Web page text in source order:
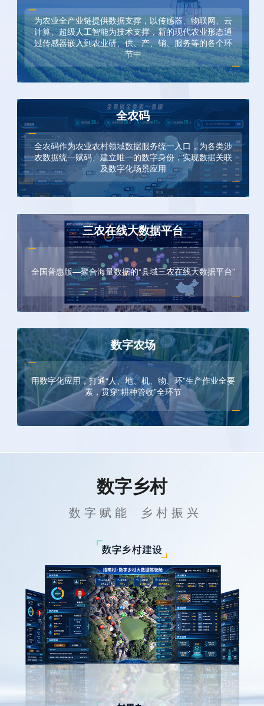
为农业全产业链提供数据支撑，以传感器、物联网、云
计算、超级人工智能为技术支撑，新的现代农业形态通
过传感器嵌入到农业研、供、产、销、服务等的各个环
节中
全农码
全农码作为农业农村领域数据服务统一入口，为各类涉
农数据统一赋码、建立唯一的数字身份，实现数据关联
及数字化场景应用
三农在线大数据平台
全国普惠版—聚合海量数据的“县域三农在线大数据平台”
数字农场
用数字化应用，打通“人、地、机、物、环”生产作业全要
素，贯穿“耕种管收”全环节
数字乡村
数 字 赋 能    乡 村 振 兴